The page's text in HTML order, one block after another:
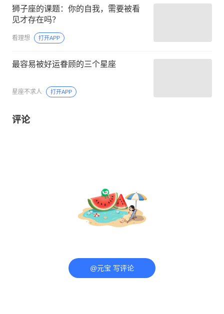
狮子座的课题：你的自我，需要被看
见才存在吗？
看理想 打开APP
最容易被好运眷顾的三个星座
星座不求人 打开APP
评论
@元宝 写评论